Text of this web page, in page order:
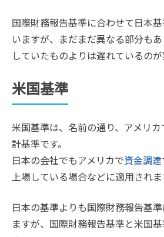
国際財務報告基準に合わせて日本
いますが、まだまだ異なる部分も
していたものよりは遅れているのが
米国基準
米国基準は、名前の通り、アメリ
計基準です。
日本の会社でもアメリカで資金調達
上場している場合などに適用されま
日本の基準よりも国際財務報告基
ますが、国際財務報告基準と米国